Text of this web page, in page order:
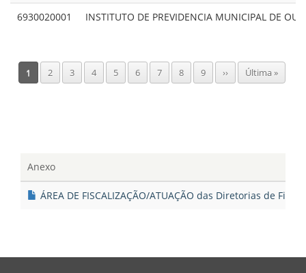
6930020001 INSTITUTO DE PREVIDENCIA MUNICIPAL DE
Pagination
Página
atual
1 Page
2 Page
3 Page
4 Page
5 Page
6 Page
7 Page
8 Page
9
Próxima
página
››
Última
página
Última »
Anexo
ÁREA DE FISCALIZAÇÃO/ATUAÇÃO das Diretorias de